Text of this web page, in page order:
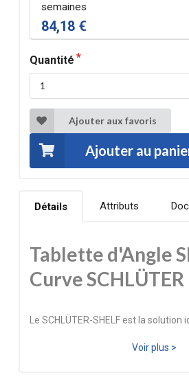
semaines
84,18 €
Quantité
Ajouter aux favoris
Ajouter au
Détails Attributs
Tablette d'Angle
Curve SCHLÜTER
Le SCHLÜTER-SHELF est la solution
Voir plus >